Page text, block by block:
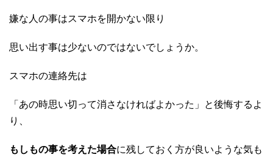
嫌な人の事はスマホを開かない限り
思い出す事は少ないのではないでしょうか。
スマホの連絡先は
「あの時思い切って消さなければよかった」と後悔するよ
り、
もしもの事を考えた場合に残しておく方が良いような気も